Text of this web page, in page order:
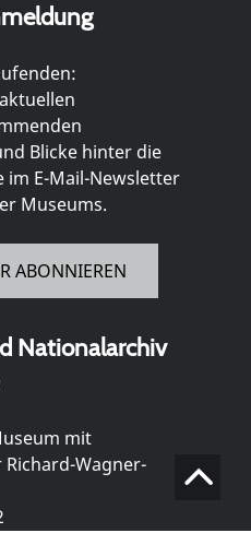
Blicke hinter die
im E-Mail-Newsletter
Museums.
ABONNIEREN
Nationalarchiv
mit
Wagner-